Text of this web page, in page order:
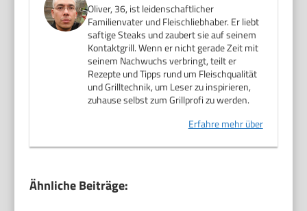
Oliver, 36, ist leidenschaftlicher
Familienvater und Fleischliebhaber. Er liebt
saftige Steaks und zaubert sie auf seinem
Kontaktgrill. Wenn er nicht gerade Zeit mit
seinem Nachwuchs verbringt, teilt er
Rezepte und Tipps rund um Fleischqualität
und Grilltechnik, um Leser zu inspirieren,
zuhause selbst zum Grillprofi zu werden.
Erfahre mehr über
Ähnliche Beiträge: